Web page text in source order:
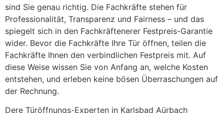
sind Sie genau richtig. Die Fachkräfte stehen für
Professionalität, Transparenz und Fairness – und das
spiegelt sich in den Fachkräftenerer Festpreis-Garantie
wider. Bevor die Fachkräfte Ihre Tür öffnen, teilen die
Fachkräfte Ihnen den verbindlichen Festpreis mit. Auf
diese Weise wissen Sie von Anfang an, welche Kosten
entstehen, und erleben keine bösen Überraschungen auf
der Rechnung.
Dere Türöffnungs-Experten in Karlsbad Aürbach